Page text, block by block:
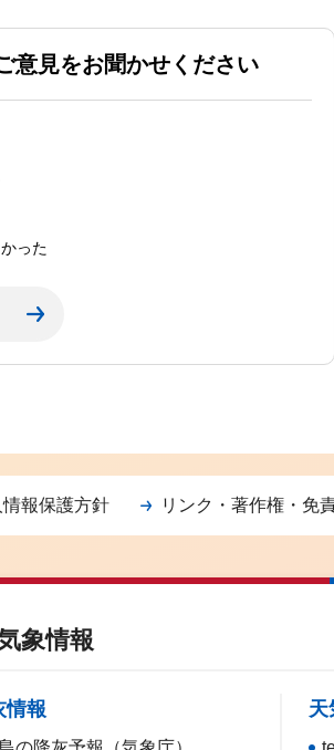
意見をお聞かせください
った
報保護方針 リンク・著作権・免
象情報
情報 天